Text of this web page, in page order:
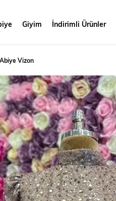
Giyim İndirimli Ürünler
Vizon